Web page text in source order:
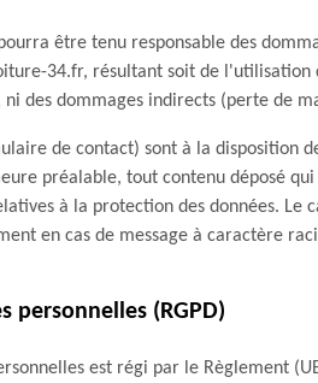
être tenu responsable des
34.fr, résultant soit de
des dommages indirects (perte de
de contact) sont à la disposition
préalable, tout contenu déposé
à la protection des données.
en cas de message à caractère
personnelles (RGPD)
est régi par le Règlement